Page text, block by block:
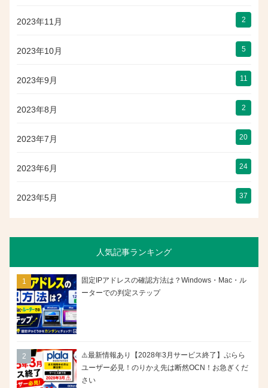
2023年11月 2
2023年10月 5
2023年9月 11
2023年8月 2
2023年7月 20
2023年6月 24
2023年5月 37
人気記事ランキング
固定IPアドレスの確認方法は？Windows・Mac・ル
ーターでの判定ステップ
⚠️最新情報あり【2028年3月サービス終了】ぷらら
ユーザー必見！のりかえ先は断然OCN！お急ぎくだ
さい